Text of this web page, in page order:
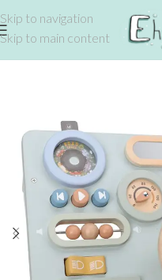
Skip to navigation
Skip to main content